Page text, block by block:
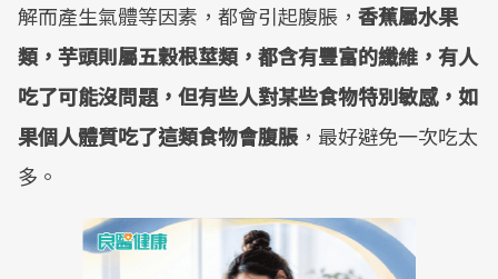
解而產生氣體等因素，都會引起腹脹， 香蕉屬水果
類，芋頭則屬五穀根莖類，都含有豐富的纖維，有人
吃了可能沒問題，但有些人對某些食物特別敏感，如
果個人體質吃了這類食物會腹脹 ，最好避免一次吃太
多。